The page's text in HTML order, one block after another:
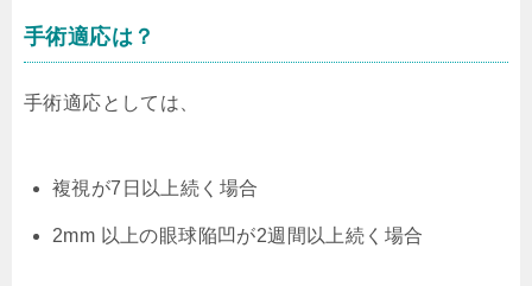
手術適応は？
手術適応としては、
複視が7日以上続く場合
2mm 以上の眼球陥凹が2週間以上続く場合